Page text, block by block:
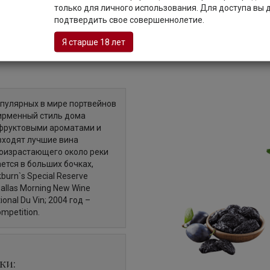
Описание
в мире портвейнов
стиль дома
ароматами и
лучшие вина
около реки
в больших бочках,
Special Reserve
Morning New Wine
Du Vin; 2004 год –
только для личного использования. Для доступа вы
подтвердить свое совершеннолетие.
Я старше 18 лет